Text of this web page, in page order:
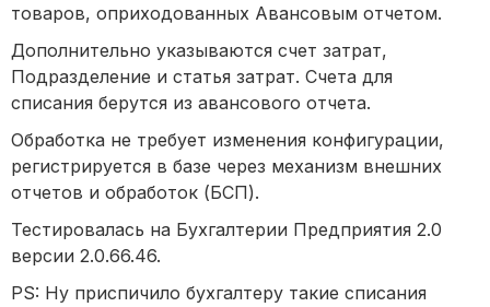
товаров, оприходованных Авансовым отчетом.
Дополнительно указываются счет затрат,
Подразделение и статья затрат. Счета для
списания берутся из авансового отчета.
Обработка не требует изменения конфигурации,
регистрируется в базе через механизм внешних
отчетов и обработок (БСП).
Тестировалась на Бухгалтерии Предприятия 2.0
версии 2.0.66.46.
PS: Ну приспичило бухгалтеру такие списания